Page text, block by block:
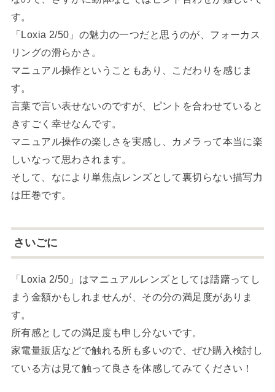
す。
「Loxia 2/50」の魅力の一つだと思うのが、フォーカス
リングの滑らかさ。
マニュアル操作ということもあり、こだわりを感じま
す。
言葉で言い表せないのですが、ピントを合わせていると
きすごく幸せなんです。
マニュアル操作の楽しさを実感し、カメラって本当に楽
しいなって思わされます。
そして、なにより単焦点レンズとして裏切らない描写力
は圧巻です。
さいごに
「Loxia 2/50」はマニュアルレンズとしては躊躇ってし
まう金額かもしれませんが、その分の満足度がありま
す。
所有感としての満足度も申し分ないです。
家電量販店などで触れる所も多いので、ぜひ購入検討し
ている方は見て触って良さを体感してみてください！